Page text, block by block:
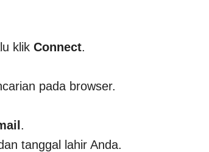
klik Connect.
pada browser.
.
tanggal lahir Anda.